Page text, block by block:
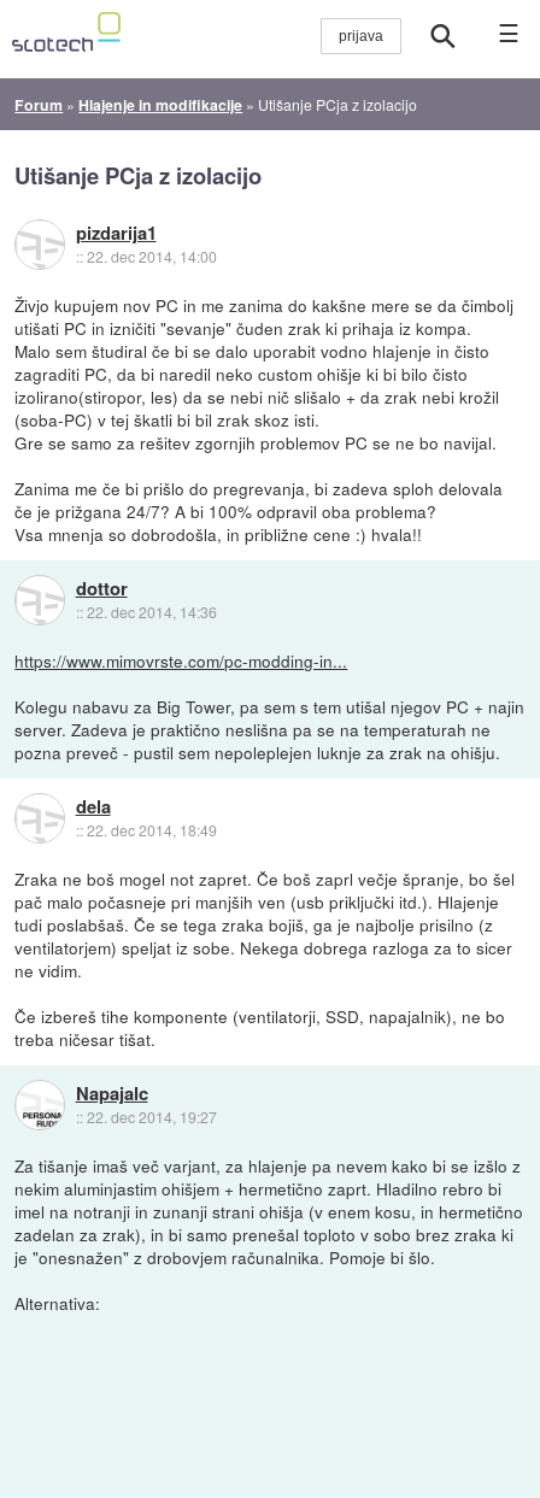
☰
Forum » Hlajenje in modifikacije » Utišanje PCja z izolacijo
Utišanje PCja z izolacijo
pizdarija1
::22. dec 2014, 14:00
Živjo kupujem nov PC in me zanima do kakšne mere se da čimbolj
utišati PC in izničiti "sevanje" čuden zrak ki prihaja iz kompa.
Malo sem študiral če bi se dalo uporabit vodno hlajenje in čisto
zagraditi PC, da bi naredil neko custom ohišje ki bi bilo čisto
izolirano(stiropor, les) da se nebi nič slišalo + da zrak nebi krožil
(soba-PC) v tej škatli bi bil zrak skoz isti.
Gre se samo za rešitev zgornjih problemov PC se ne bo navijal.
Zanima me če bi prišlo do pregrevanja, bi zadeva sploh delovala
če je prižgana 24/7? A bi 100% odpravil oba problema?
Vsa mnenja so dobrodošla, in približne cene :) hvala!!
dottor
::22. dec 2014, 14:36
https://www.mimovrste.com/pc-modding-in...
Kolegu nabavu za Big Tower, pa sem s tem utišal njegov PC + najin
server. Zadeva je praktično neslišna pa se na temperaturah ne
pozna preveč - pustil sem nepoleplejen luknje za zrak na ohišju.
dela
::22. dec 2014, 18:49
Zraka ne boš mogel not zapret. Če boš zaprl večje špranje, bo šel
pač malo počasneje pri manjših ven (usb priključki itd.). Hlajenje
tudi poslabšaš. Če se tega zraka bojiš, ga je najbolje prisilno (z
ventilatorjem) speljat iz sobe. Nekega dobrega razloga za to sicer
ne vidim.
Če izbereš tihe komponente (ventilatorji, SSD, napajalnik), ne bo
treba ničesar tišat.
Napajalc
::22. dec 2014, 19:27
Za tišanje imaš več varjant, za hlajenje pa nevem kako bi se izšlo z
nekim aluminjastim ohišjem + hermetično zaprt. Hladilno rebro bi
imel na notranji in zunanji strani ohišja (v enem kosu, in hermetično
zadelan za zrak), in bi samo prenešal toploto v sobo brez zraka ki
je "onesnažen" z drobovjem računalnika. Pomoje bi šlo.
Alternativa: